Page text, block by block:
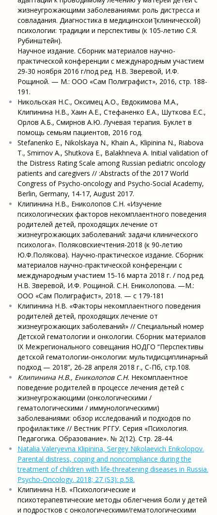
жизнеугрожающими заболеваниями: роль дистресса и
совладания. Диагностика в медицинскои ̆(клинической)
психологии: традиции и перспективы (к 105-летию С.Я.
Рубинштейн).
Научное издание. Сборник материалов научно-
практической конференции с международным участием
29-30 ноября 2016 г/под ред. Н.В. Зверевой, И.Ф.
Рощиной. — M.: OOO «Сам Полиграфист», 2016, стр. 188-
191.
Никольская Н.С., Оксимец А.О., Евдокимова М.А.,
Клипинина Н.В., Хаин А.Е., Стефаненко Е.А., Шуткова Е.С.,
Орлов А.Б., Смирнов А.Ю. Лучевая терапия. Буклет в
помощь семьям пациентов, 2016 год.
Stefanenko E., Nikolskaya N., Khain A., Klipinina N., Riabova
T., Smirnov A., Shutkova E., Balakhneva A. Initial validation of
the Distress Rating Scale among Russian pediatric oncology
patients and caregivers // :Abstracts of the 2017 World
Congress of Psycho-oncology and Psycho-Social Academy,
Berlin, Germany, 14-17, August 2017.
Клипинина Н.В., Ениколопов С.Н. «Изучение
психологических факторов некомплаентного поведения
родителей детей, проходящих лечение от
жизнеугрожающих заболеваний: задачи клинического
психолога». Поляковскиечтения-2018 (к 90-летию
Ю.Ф.Полякова). Научно-практическое издание. Сборник
материалов научно-практической конференции с
международным участием 15-16 марта 2018 г. / под ред.
Н.В. Зверевой, И.Ф. Рощиной. С.Н. Ениколопова. —M.:
OOO «Сам Полиграфист», 2018. — с 179-181
Клипинина Н.В. «Факторы некомплаентного поведения
родителей детей, проходящих лечение от
жизнеугрожающих заболеваний» // Специальный номер
Детской гематологии и онкологии. Сборник материалов
IX Межрегионального совещания НОДГО “Перспективы
детской гематологии-онкологии: мультидисциплинарный
подход — 2018”, 26-28 апреля 2018 г., С-Пб, стр.108.
Клипинина Н.В., Ениколопов С.Н. Некомплаентное
поведение родителей в процессе лечения детей с
жизнеугрожающими (онкологическими /
гематологическими / иммунологическими)
заболеваниями: обзор исследований и подходов по
профилактике // Вестник РГГУ. Серия «Психология.
Педагогика. Образование». № 2(12). Стр. 28-44.
Natalia Valeryevna Klipinina, Sergey Nikolaevich Enikolopov.
Parental distress, coping and noncompliance during the
treatment of children with life-threatening diseases in Russia.
Psycho-Oncology. 2018; 27 (S3): p.58.
Клипинина Н.В. «Психологические и
психотерапевтические методы облегчения боли у детей
и подростков с онкологическими/гематологическими